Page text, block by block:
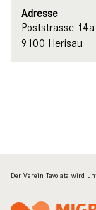
Adresse
Poststrasse 14a
9100 Herisau
Der Verein Tavolata wird